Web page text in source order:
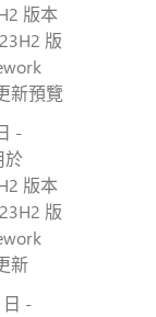
版本
版
新預覽
-
於
版本
版
新
-